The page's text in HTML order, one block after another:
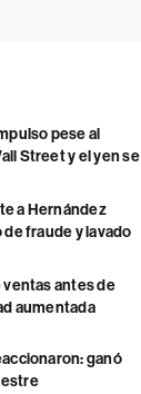
pese al
Street y el yen se
a Hernández
fraude y lavado
ventas antes de
aumentada
ganó